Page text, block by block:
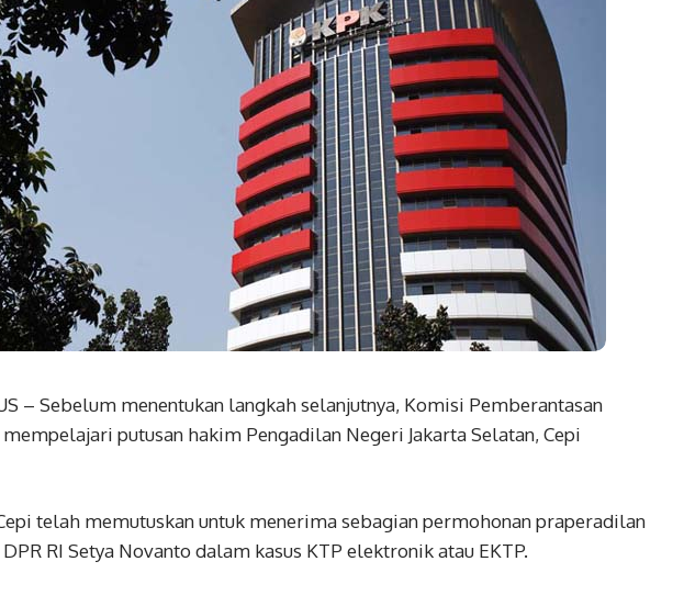
– Sebelum menentukan langkah selanjutnya, Komisi Pemberantasan
putusan hakim Pengadilan Negeri Jakarta Selatan, Cepi
telah memutuskan untuk menerima sebagian permohonan praperadilan
RI Setya Novanto dalam kasus KTP elektronik atau EKTP.